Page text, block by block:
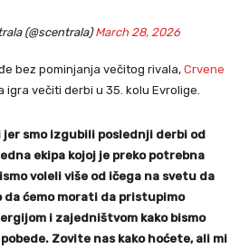
(@scentrala)March 28, 2026
bez pominjanja večitog rivala, Crvene
igra večiti derbi u 35. kolu Evrolige.
jer smo izgubili poslednji derbi od
ekipa kojoj je preko potrebna
voleli više od ičega na svetu da
da ćemo morati da pristupimo
i zajedništvom kako bismo
Zovite nas kako hoćete, ali mi